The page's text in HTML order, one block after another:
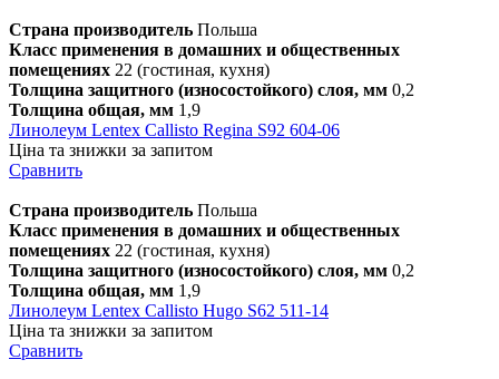
Страна производитель Польша
Класс применения в домашних и общественных
помещениях 22 (гостиная, кухня)
Толщина защитного (износостойкого) слоя, мм 0,2
Толщина общая, мм 1,9
Линолеум Lentex Callisto Regina S92 604-06
Ціна та знижки за запитом
Сравнить
Страна производитель Польша
Класс применения в домашних и общественных
помещениях 22 (гостиная, кухня)
Толщина защитного (износостойкого) слоя, мм 0,2
Толщина общая, мм 1,9
Линолеум Lentex Callisto Hugo S62 511-14
Ціна та знижки за запитом
Сравнить